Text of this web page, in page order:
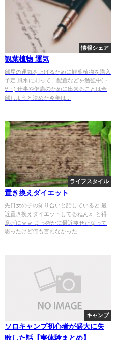
情報シェア
観葉植物 運気
部屋の運気を上げるために観葉植物を購入
予定 風水に則って、配置などを勉強中(・
∀・) 仕事や健康のために出来ることは全
部しようと決めた今年は...
ライフスタイル
置き換えダイエット
先日女の子の知り合いと話していると 最
近置き換えダイエットしてるねん♬ と得
意げにｗｗ まっ確かに最近痩せたなって
思ったけど何も言わなかった...
キャンプ
ソロキャンプ初心者が盛大に失
敗した話【実体験まとめ】